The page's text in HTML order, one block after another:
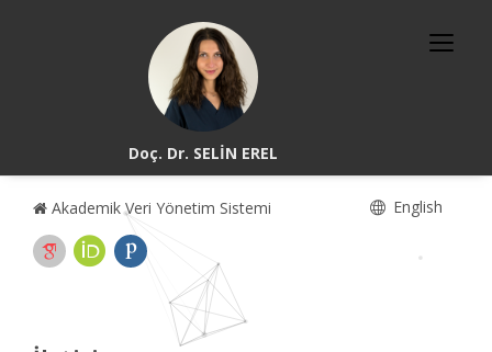
Doç. Dr. SELİN EREL
Akademik Veri Yönetim Sistemi English